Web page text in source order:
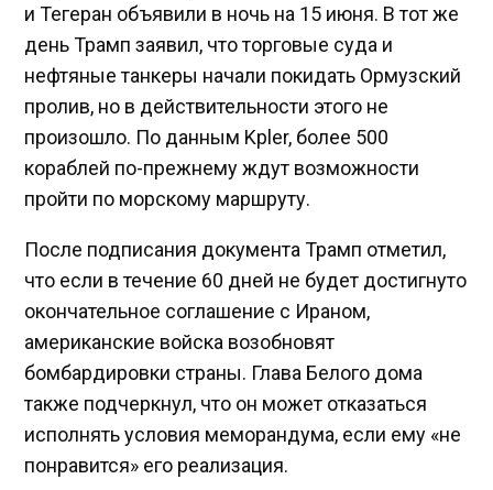
и Тегеран объявили в ночь на 15 июня. В тот же
день Трамп заявил, что торговые суда и
нефтяные танкеры начали покидать Ормузский
пролив, но в действительности этого не
произошло. По данным Kpler, более 500
кораблей по-прежнему ждут возможности
пройти по морскому маршруту.
После подписания документа Трамп отметил,
что если в течение 60 дней не будет достигнуто
окончательное соглашение с Ираном,
американские войска возобновят
бомбардировки страны. Глава Белого дома
также подчеркнул, что он может отказаться
исполнять условия меморандума, если ему «не
понравится» его реализация.